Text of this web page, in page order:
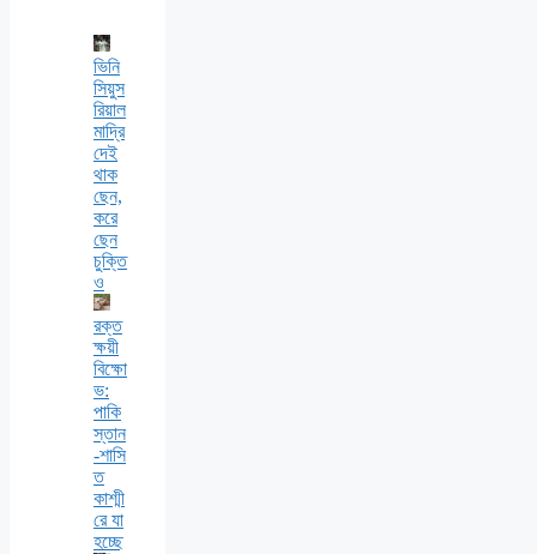
ভিনি
সিয়ুস
রিয়াল
মাদ্রি
দেই
থাক
ছেন,
করে
ছেন
চুক্তি
ও
রক্ত
ক্ষয়ী
বিক্ষো
ভ:
পাকি
স্তান
-শাসি
ত
কাশ্মী
রে যা
হচ্ছে